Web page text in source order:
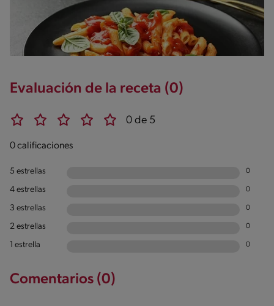
Evaluación de la receta (0)
0 de 5
0 calificaciones
5 estrellas 0
4 estrellas 0
3 estrellas 0
2 estrellas 0
1 estrella 0
Comentarios (0)